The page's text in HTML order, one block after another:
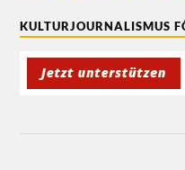
KULTURJOURNALISMUS